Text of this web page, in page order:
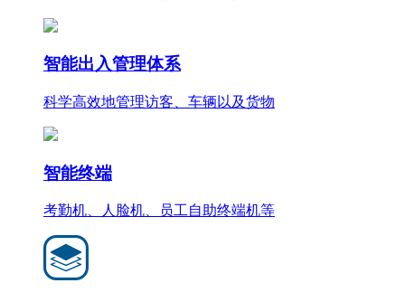
智能出入管理体系
科学高效地管理访客、车辆以及货物
智能终端
考勤机、人脸机、员工自助终端机等